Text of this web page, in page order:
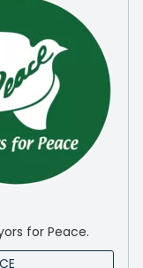
for Peace.